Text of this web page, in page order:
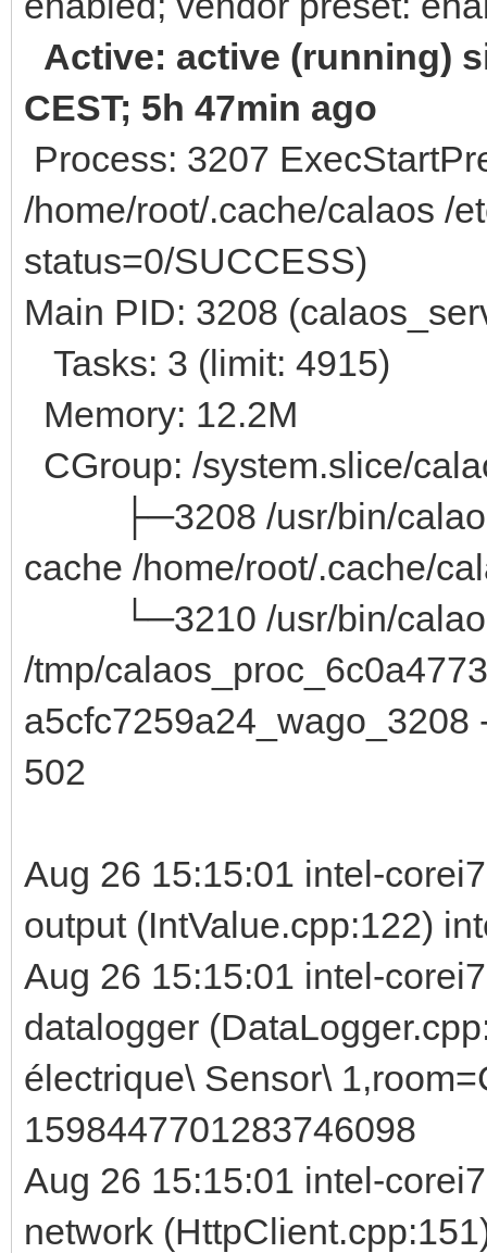
Active: active (running)
CEST; 5h 47min ago
Process: 3207
/home/root/.cache/calaos /
status=0/SUCCESS)
Main PID: 3208
Tasks: 3 (limit: 4915)
Memory: 12.2M
CGroup: /system.slice/
├─3208 /usr/bin/
cache /home/root/.cache/
└─3210 /usr/bin/
/tmp/
a5cfc7259a24_wago_3208
502
Aug 26 15:15:01 intel-
output (IntValue.cpp:122)
Aug 26 15:15:01 intel-
datalogger
électrique\ Sensor\
1598447701283746098
Aug 26 15:15:01 intel-
network